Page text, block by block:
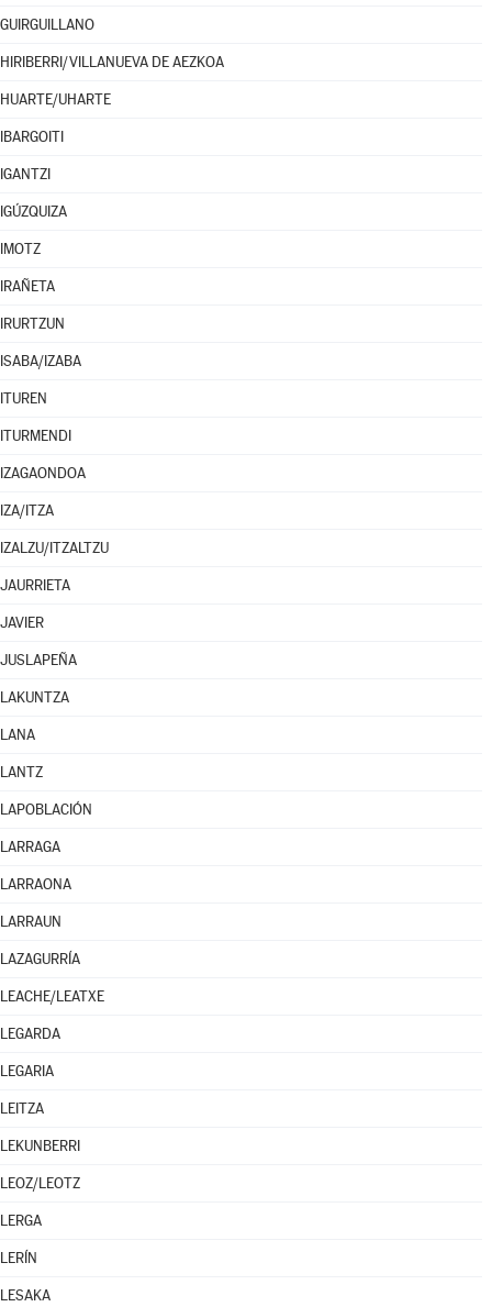
GUIRGUILLANO
HIRIBERRI/VILLANUEVA DE AEZKOA
HUARTE/UHARTE
IBARGOITI
IGANTZI
IGÚZQUIZA
IMOTZ
IRAÑETA
IRURTZUN
ISABA/IZABA
ITUREN
ITURMENDI
IZAGAONDOA
IZA/ITZA
IZALZU/ITZALTZU
JAURRIETA
JAVIER
JUSLAPEÑA
LAKUNTZA
LANA
LANTZ
LAPOBLACIÓN
LARRAGA
LARRAONA
LARRAUN
LAZAGURRÍA
LEACHE/LEATXE
LEGARDA
LEGARIA
LEITZA
LEKUNBERRI
LEOZ/LEOTZ
LERGA
LERÍN
LESAKA